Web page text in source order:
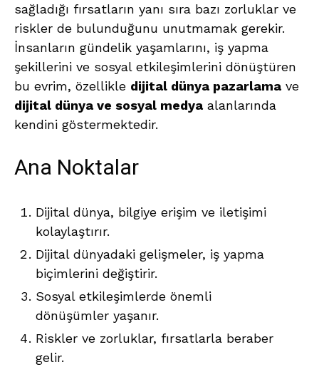
sağladığı fırsatların yanı sıra bazı zorluklar ve
riskler de bulunduğunu unutmamak gerekir.
İnsanların gündelik yaşamlarını, iş yapma
şekillerini ve sosyal etkileşimlerini dönüştüren
bu evrim, özellikle dijital dünya pazarlama ve
dijital dünya ve sosyal medya alanlarında
kendini göstermektedir.
Ana Noktalar
Dijital dünya, bilgiye erişim ve iletişimi
kolaylaştırır.
Dijital dünyadaki gelişmeler, iş yapma
biçimlerini değiştirir.
Sosyal etkileşimlerde önemli
dönüşümler yaşanır.
Riskler ve zorluklar, fırsatlarla beraber
gelir.